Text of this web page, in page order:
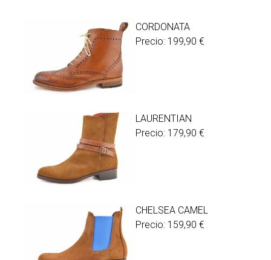
CORDONATA
Precio: 199,90 €
LAURENTIAN
Precio: 179,90 €
CHELSEA CAMEL
Precio: 159,90 €